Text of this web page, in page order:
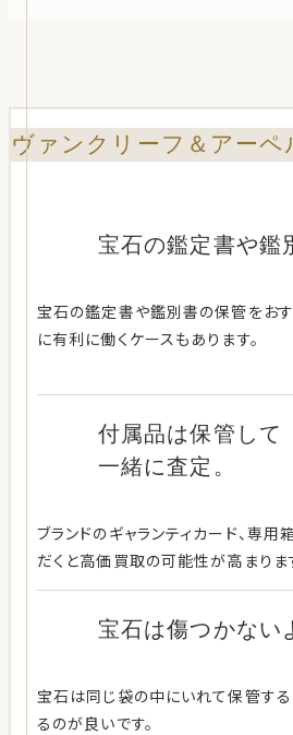
ヴァンクリーフ＆アーペ
宝石の鑑定書や鑑
宝石の鑑定書や鑑別書の保管をお
に有利に働くケースもあります。
付属品は保管して
一緒に査定。
ブランドのギャランティカード、専
だくと高価買取の可能性が高まりま
宝石は傷つかない
宝石は同じ袋の中にいれて保管す
るのが良いです。